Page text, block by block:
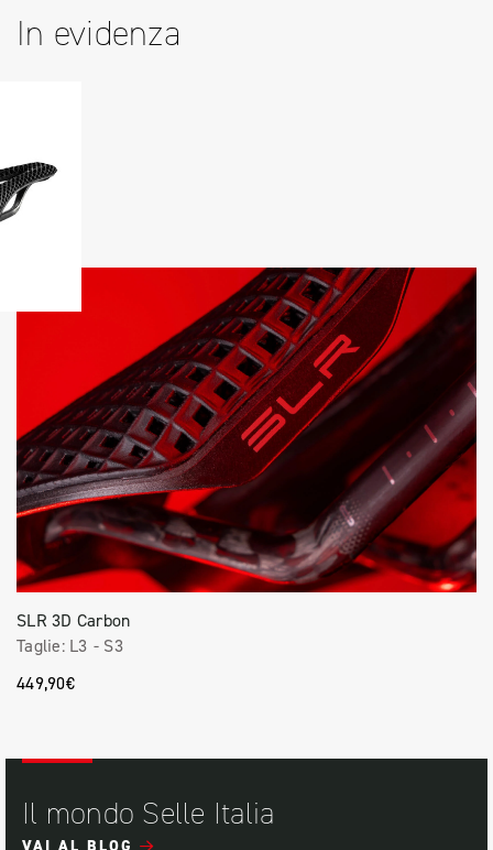
In evidenza
SLR 3D Carbon
Taglie: L3 - S3
449,90€
Il mondo Selle Italia
VAI AL BLOG